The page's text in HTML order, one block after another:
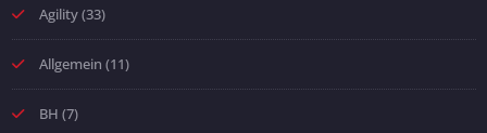
Agility(33)
Allgemein (11)
BH (7)